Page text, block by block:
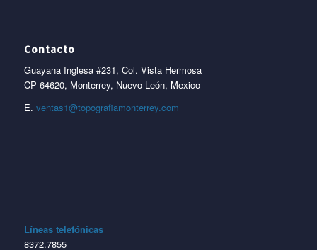
Contacto
Guayana Inglesa #231, Col. Vista Hermosa
CP 64620, Monterrey, Nuevo León, Mexico
E. ventas1@topografiamonterrey.com
Líneas telefónicas
8372.7855